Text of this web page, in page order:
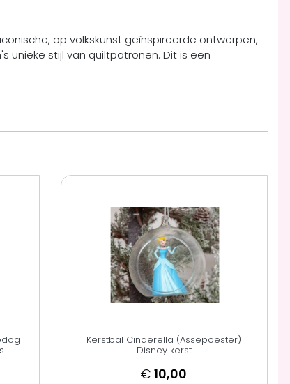
op volkskunst geïnspireerde ontwerpen,
unieke stijl van quiltpatronen. Dit is een
Kerstbal Cinderella (Assepoester)
Disney kerst
€ 10,00